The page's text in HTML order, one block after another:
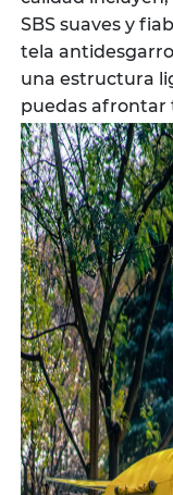
SBS suaves y
tela
una estructura
puedas afrontar